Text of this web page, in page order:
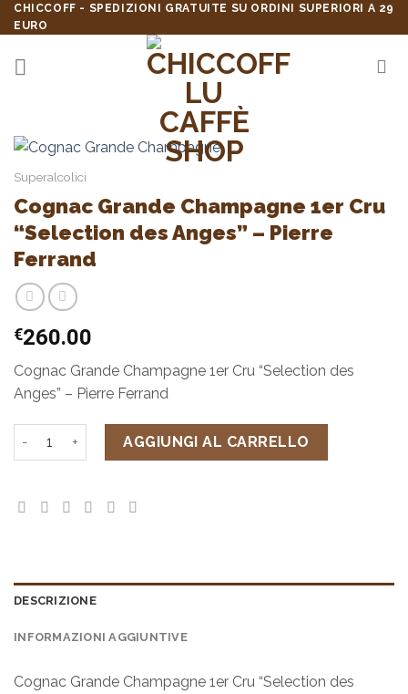
Skip
to
content
CHICCOFF - SPEDIZIONI GRATUITE SU ORDINI SUPERIORI A 29
EURO
Superalcolici
Cognac Grande Champagne 1er Cru
“Selection des Anges” – Pierre
Ferrand
€260.00
Cognac Grande Champagne 1er Cru “Selection des
Anges” – Pierre Ferrand
Cognac Grande Champagne 1er Cru "Selection des
AGGIUNGI AL CARRELLO
DESCRIZIONE
INFORMAZIONI AGGIUNTIVE
Cognac Grande Champagne 1er Cru “Selection des